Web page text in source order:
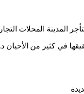
المدينة المحلات
في كثير من الأحيان